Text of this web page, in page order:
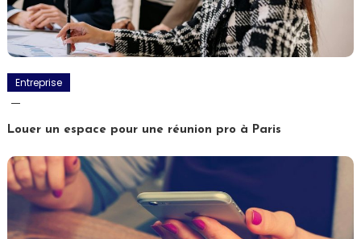
Entreprise
Louer un espace pour une réunion pro à Paris